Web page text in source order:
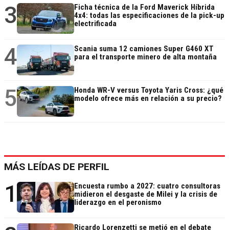
3
Ficha técnica de la Ford Maverick Híbrida
4x4: todas las especificaciones de la pick-up
electrificada
4
Scania suma 12 camiones Super G460 XT
para el transporte minero de alta montaña
5
Honda WR-V versus Toyota Yaris Cross: ¿qué
modelo ofrece más en relación a su precio?
MÁS LEÍDAS DE PERFIL
1
Encuesta rumbo a 2027: cuatro consultoras
midieron el desgaste de Milei y la crisis de
liderazgo en el peronismo
Ricardo Lorenzetti se metió en el debate